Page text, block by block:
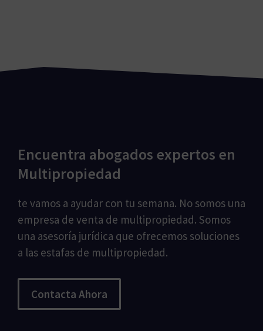
Encuentra abogados expertos en
Multipropiedad
te vamos a ayudar con tu semana. No somos una
empresa de venta de multipropiedad. Somos
una asesoría jurídica que ofrecemos soluciones
a las estafas de multipropiedad.
Contacta Ahora